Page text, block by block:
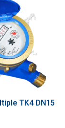
TK4 DN15